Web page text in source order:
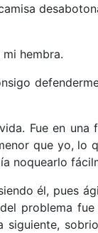
hembra.
Fue en una
que yo, lo
noquearlo
él, pues
problema
siguiente,